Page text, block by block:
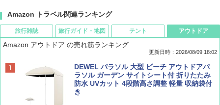
Amazon トラベル関連ランキング
旅行雑誌
BE-PAL(ビ-パル) 2026年 9 月号【特別付録:
SOTO ミニマル"旅"財布 ランダム2種】
￥1,500
旅行ガイド・地図
地球の歩き方 スター・ウォーズ
￥2,695
テント
[キャンパーズコレクション 山善] ポップアッ
プテント 傘みたいに広げて畳める パッとサ
ッとサンシェード キューブ フルクローズ メ
ッシュ 簡単設置 ワンタッチテント キャンプ
アウトドア
Amazon アウトドア の売れ筋ランキング
更新日時：2026/08/09 18:02
DEWEL パラソル 大型 ビーチ アウトドアパ
ラソル ガーデン サイトシート付 折りたたみ
防水 UVカット 4段階高さ調整 軽量 収納袋付
き